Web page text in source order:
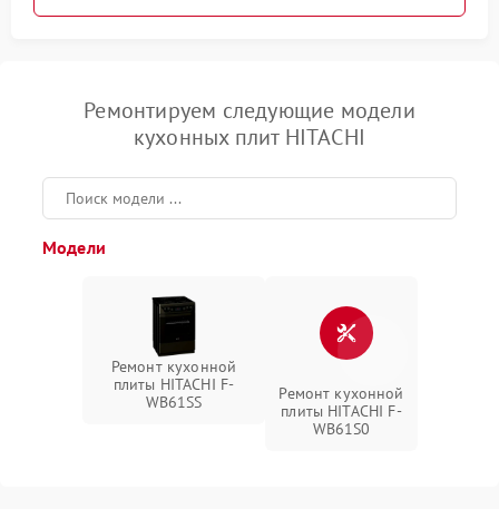
Ремонтируем следующие модели
кухонных плит HITACHI
Модели
Ремонт кухонной
плиты HITACHI F-
WB61SS
Ремонт кухонной
плиты HITACHI F-
WB61S0